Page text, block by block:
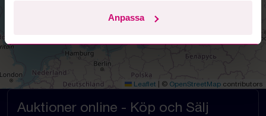
Anpassa
Leaflet © OpenStreetMap contributors
Auktioner online - Köp och Sälj